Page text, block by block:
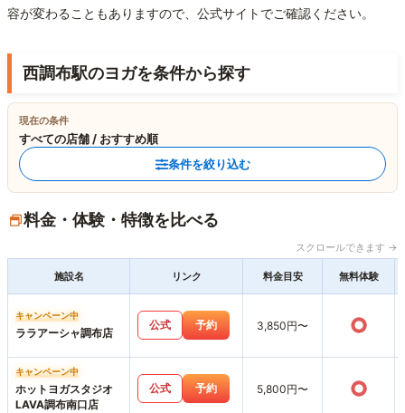
容が変わることもありますので、公式サイトでご確認ください。
西調布駅のヨガを条件から探す
現在の条件
すべての店舗 / おすすめ順
条件を絞り込む
料金・体験・特徴を比べる
スクロールできます →
施設名 リンク 料金目安 無料体験
キャンペーン中
ララアーシャ調布店
公式 予約 3,850円〜 ○
キャンペーン中
ホットヨガスタジオ
LAVA調布南口店
公式 予約 5,800円〜 ○